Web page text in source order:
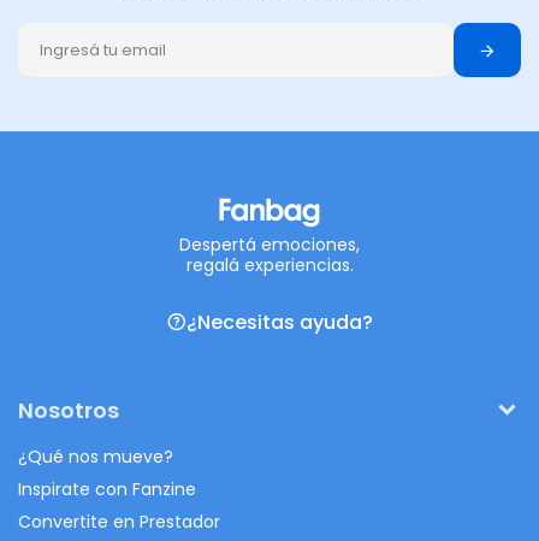
Despertá emociones,
regalá experiencias.
¿Necesitas ayuda?
Nosotros
¿Qué nos mueve?
Inspirate con Fanzine
Convertite en Prestador